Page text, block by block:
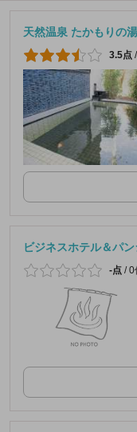
天然温泉 たかもりの湯
3.5点 /
ビジネスホテル＆パ
-点 /0